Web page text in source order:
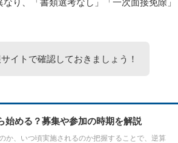
イトで確認しておきましょう！
始める？募集や参加の時期を解説
か、いつ頃実施されるのか把握することで、逆算